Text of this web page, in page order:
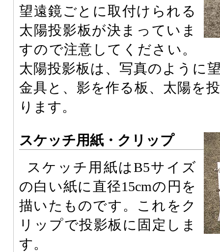
望遠鏡ごとに取付けられる
太陽投影板が決まっていま
すので注意してください。
太陽投影板は、写真のように
金具と、影を作る板、太陽を
ります。
スケッチ用紙・クリップ
スケッチ用紙はB5サイズ
の白い紙に直径15cmの円を
描いたものです。これをク
リップで投影板に固定しま
す。